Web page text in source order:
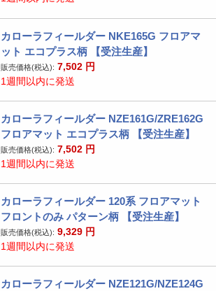
カローラフィールダー NKE165G フロアマ
ット エコプラス柄 【受注生産】
販売価格(税込): 7,502 円
1週間以内に発送
カローラフィールダー NZE161G/ZRE162G
フロアマット エコプラス柄 【受注生産】
販売価格(税込): 7,502 円
1週間以内に発送
カローラフィールダー 120系 フロアマット
フロントのみ パターン柄 【受注生産】
販売価格(税込): 9,329 円
1週間以内に発送
カローラフィールダー NZE121G/NZE124G